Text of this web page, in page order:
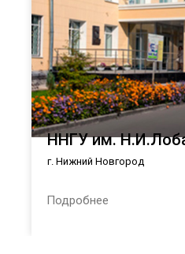
ННГУ им.
г. Нижний Новгород
Подробнее